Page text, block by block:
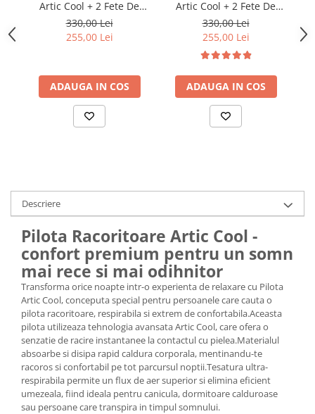
Artic Cool + 2 Fete De
Perna
330,00 Lei
255,00 Lei
ADAUGA IN COS
Artic Cool + 2 Fete De
Perna
330,00 Lei
255,00 Lei
ADAUGA IN COS
Descriere
Pilota Racoritoare Artic Cool -
confort premium pentru un somn
mai rece si mai odihnitor
Transforma orice noapte intr-o experienta de relaxare cu Pilota
Artic Cool, conceputa special pentru persoanele care cauta o
pilota racoritoare, respirabila si extrem de confortabila.Aceasta
pilota utilizeaza tehnologia avansata Artic Cool, care ofera o
senzatie de racire instantanee la contactul cu pielea.Materialul
absoarbe si disipa rapid caldura corporala, mentinandu-te
racoros si confortabil pe tot parcursul noptii.Tesatura ultra-
respirabila permite un flux de aer superior si elimina eficient
umezeala, fiind ideala pentru canicula, dormitoare calduroase
sau persoane care transpira in timpul somnului.